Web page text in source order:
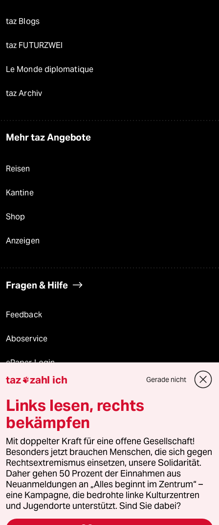
taz Blogs
taz FUTURZWEI
Le Monde diplomatique
taz Archiv
Mehr taz Angebote
Reisen
Kantine
Shop
Anzeigen
Fragen & Hilfe
Feedback
Aboservice
ePaper Login
Downloads für Abonnierende
© 2026 taz Verlags und Vertriebs GmbH
Alle Rechte vorbehalten. Bei rechtlichen Fragen oder für Genehmigungen
wenden Sie sich bitte an
lizenzen@taz.de
Feedback Redaktionsstatut Kommune-Richtlinien
Leitlinie Informant Datenschutz Impressum AGB
taz zahl ich Gerade nicht
Links lesen, rechts
bekämpfen
Mit doppelter Kraft für eine offene Gesellschaft!
Besonders jetzt brauchen Menschen, die sich gegen
Rechtsextremismus einsetzen, unsere Solidarität.
Daher gehen 50 Prozent der Einnahmen aus
Neuanmeldungen an „Alles beginnt im Zentrum“ –
eine Kampagne, die bedrohte linke Kulturzentren
und Jugendorte unterstützt. Sind Sie dabei?